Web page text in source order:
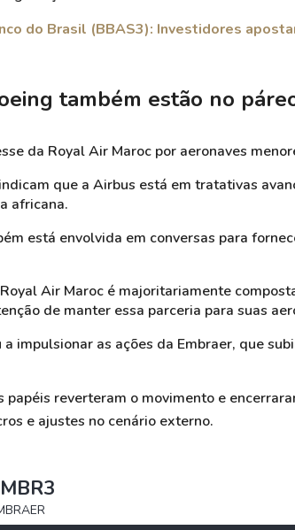
do Brasil (BBAS3): Investidores
também estão no
da Royal Air Maroc por aeronaves
que a Airbus está em tratativas
africana.
está envolvida em conversas para
Air Maroc é majoritariamente
de manter essa parceria para suas
impulsionar as ações da Embraer, que
papéis reverteram o movimento e
e ajustes no cenário externo.